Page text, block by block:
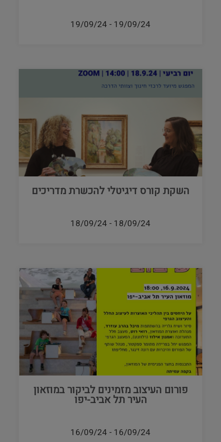
19/09/24
-
19/09/24
השקת קורס דיגיטלי להכשרת מדריכים
18/09/24
-
18/09/24
פורום העיצוב מזמינים לביקור במוזאון
העיר תל אביב-יפו
16/09/24
-
16/09/24